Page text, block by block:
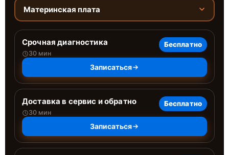
Материнская плата
Срочная диагностика
30 мин
Бесплатно
Записаться
Доставка в сервис и обратно
30 мин
Бесплатно
Записаться